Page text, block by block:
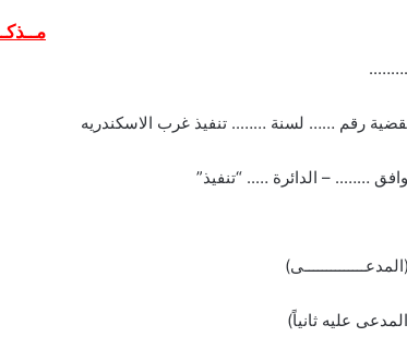
رقم …… لسنة …….. تنفيذ غرب الاسكندريه
…….. – الدائرة ….. “تنفيذ”
عليه ثانياً)